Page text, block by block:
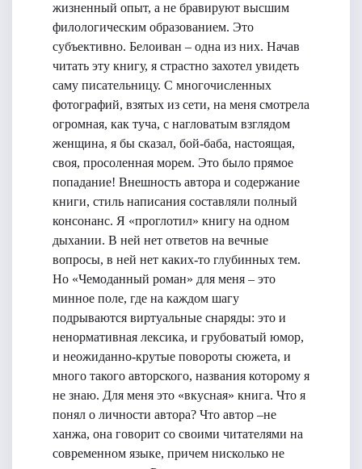
жизненный опыт, а не бравируют высшим
филологическим образованием. Это
субъективно. Белоиван – одна из них. Начав
читать эту книгу, я страстно захотел увидеть
саму писательницу. С многочисленных
фотографий, взятых из сети, на меня смотрела
огромная, как туча, с нагловатым взглядом
женщина, я бы сказал, бой-баба, настоящая,
своя, просоленная морем. Это было прямое
попадание! Внешность автора и содержание
книги, стиль написания составляли полный
консонанс. Я «проглотил» книгу на одном
дыхании. В ней нет ответов на вечные
вопросы, в ней нет каких-то глубинных тем.
Но «Чемоданный роман» для меня – это
минное поле, где на каждом шагу
подрываются виртуальные снаряды: это и
ненормативная лексика, и грубоватый юмор,
и неожиданно-крутые повороты сюжета, и
много такого авторского, названия которому я
не знаю. Для меня это «вкусная» книга. Что я
понял о личности автора? Что автор –не
ханжа, она говорит со своими читателями на
современном языке, причем нисколько не